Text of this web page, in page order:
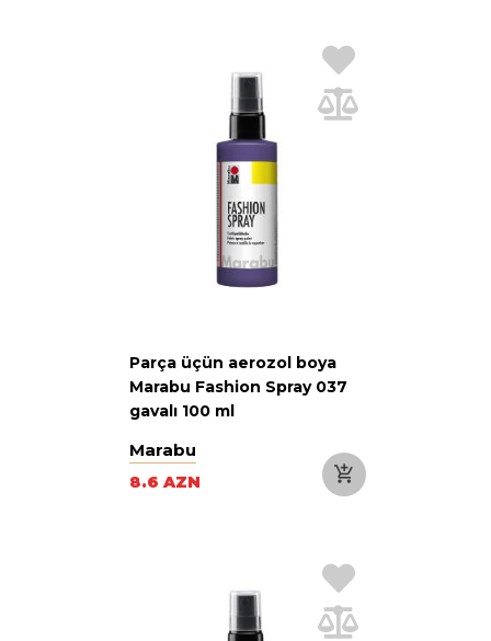
Parça üçün aerozol boya
Marabu Fashion Spray 037
gavalı 100 ml
Marabu
8.6 AZN